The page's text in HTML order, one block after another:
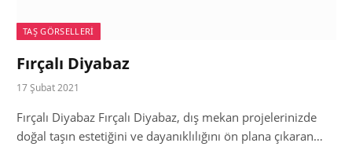
TAŞ GÖRSELLERI
Fırçalı Diyabaz
17 Şubat 2021
Fırçalı Diyabaz Fırçalı Diyabaz, dış mekan projelerinizde
doğal taşın estetiğini ve dayanıklılığını ön plana çıkaran…